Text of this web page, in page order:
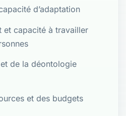
d’adaptation
et capacité à travailler
et de la déontologie
et des budgets